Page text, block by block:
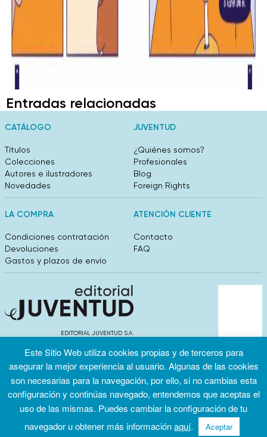
Entradas relacionadas
CATÁLOGO
Títulos
Colecciones
Autores e ilustradores
Novedades
JUVENTUD
¿Quiénes somos?
Profesionales
Blog
Foreign Rights
LA COMPRA
Condiciones contratación
Devoluciones
Gastos y plazos de envío
ATENCIÓN CLIENTE
Contacto
FAQ
EDITORIAL JUVENTUD S.A.
info@editorialjuventud.es
(+34) 93 444 18 00
Condiciones
Política de
Política de
Este Sitio Web utiliza cookies propias y de terceros para
asegurar la mejor experiencia al usuario. Algunas de las cookies
son necesarias para la navegación, por ello, si no cambias esta
configuración y continúas navegado, entendemos que aceptas el
uso de las mismas. Puedes cambiar la configuración de tu
navegador u obtener más informaciónaquí. Aceptar